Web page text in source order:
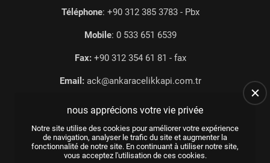
Téléphone: +90 312 385 3783 - Pbx
Mobile: 0 533 651 6539
Fax:+90 312 354 61 81 - fax
Email:ack@ankaracelikkapi.com.tr
nous apprécions votre vie privée
Notre site utilise des cookies pour améliorer votre expérience
de navigation, analyser le trafic du site et augmenter la
fonctionnalité de notre site. En continuant à utiliser notre site,
vous acceptez l'utilisation de ces cookies.